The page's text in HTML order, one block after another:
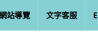
站導覽 文字客服